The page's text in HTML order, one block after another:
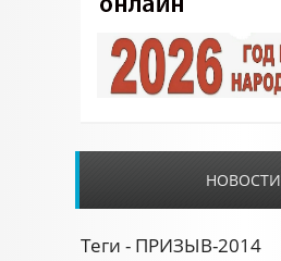
НОВОСТИ
Теги - ПРИЗЫВ-2014